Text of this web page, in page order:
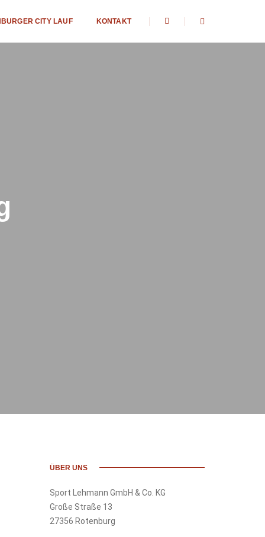
CITY LAUF KONTAKT
ÜBER UNS
Sport Lehmann GmbH & Co. KG
Große Straße 13
27356 Rotenburg